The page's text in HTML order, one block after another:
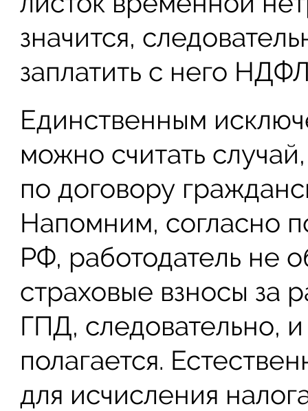
значится,
заплатить с него
Единственным
можно считать
по договору
Напомним, согласно
РФ, работодатель не
страховые взносы за
ГПД, следовательно,
полагается.
для исчисления